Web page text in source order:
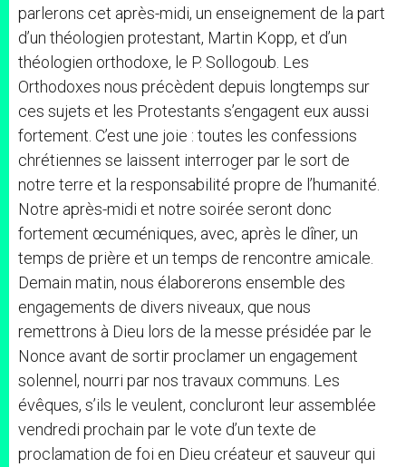
parlerons cet après-midi, un enseignement de la part
d’un théologien protestant, Martin Kopp, et d’un
théologien orthodoxe, le P. Sollogoub. Les
Orthodoxes nous précèdent depuis longtemps sur
ces sujets et les Protestants s’engagent eux aussi
fortement. C’est une joie : toutes les confessions
chrétiennes se laissent interroger par le sort de
notre terre et la responsabilité propre de l’humanité.
Notre après-midi et notre soirée seront donc
fortement œcuméniques, avec, après le dîner, un
temps de prière et un temps de rencontre amicale.
Demain matin, nous élaborerons ensemble des
engagements de divers niveaux, que nous
remettrons à Dieu lors de la messe présidée par le
Nonce avant de sortir proclamer un engagement
solennel, nourri par nos travaux communs. Les
évêques, s’ils le veulent, concluront leur assemblée
vendredi prochain par le vote d’un texte de
proclamation de foi en Dieu créateur et sauveur qui